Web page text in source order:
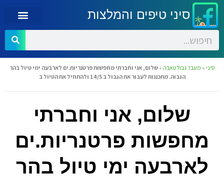
סיני טיפים והמלצות
סיני » מעבר גבול טאבה »שלום, אני וחברתי מחפשות פרטנריות.ים לארבעה ימי טיול בהר
הגבוה. מתכננות לעבור את הגבול ב 14/5 ולהתחיל את הטיול ב
שלום, אני וחברתי
מחפשות פרטנריות.ים
לארבעה ימי טיול בהר